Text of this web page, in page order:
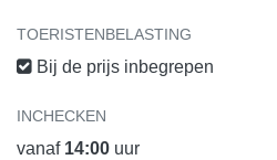
TOERISTENBELASTING
Bij de prijs inbegrepen
INCHECKEN
vanaf 14:00 uur